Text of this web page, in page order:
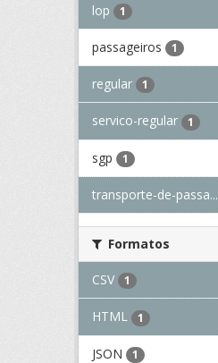
lop 1
passageiros 1
regular 1
servico-regular 1
sgp 1
transporte-de-passa...
Formatos
CSV 1
HTML 1
JSON 1